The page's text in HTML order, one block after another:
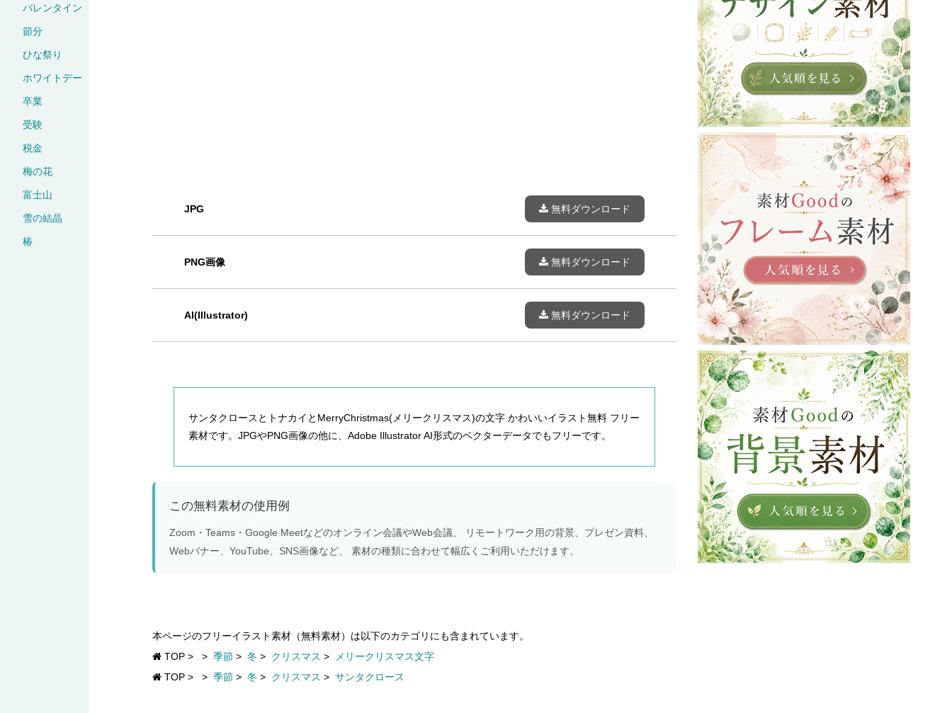
バレンタイン
節分
ひな祭り
ホワイトデー
卒業
受験
税金
梅の花
富士山
雪の結晶
椿
JPG 無料ダウンロード
PNG画像 無料ダウンロード
AI(Illustrator) 無料ダウンロード
サンタクロースとトナカイとMerryChristmas(メリークリスマス)の文字 かわいいイラスト無料 フリー
素材です。JPGやPNG画像の他に、Adobe Illustrator AI形式のベクターデータでもフリーです。
この無料素材の使用例
Zoom・Teams・Google Meetなどのオンライン会議やWeb会議、 リモートワーク用の背景、プレゼン資料、
Webバナー、YouTube、SNS画像など、 素材の種類に合わせて幅広くご利用いただけます。
本ページのフリーイラスト素材（無料素材）は以下のカテゴリにも含まれています。
TOP > > 季節 > 冬 > クリスマス >
メリークリスマス文字
TOP > > 季節 > 冬 > クリスマス > サンタクロース